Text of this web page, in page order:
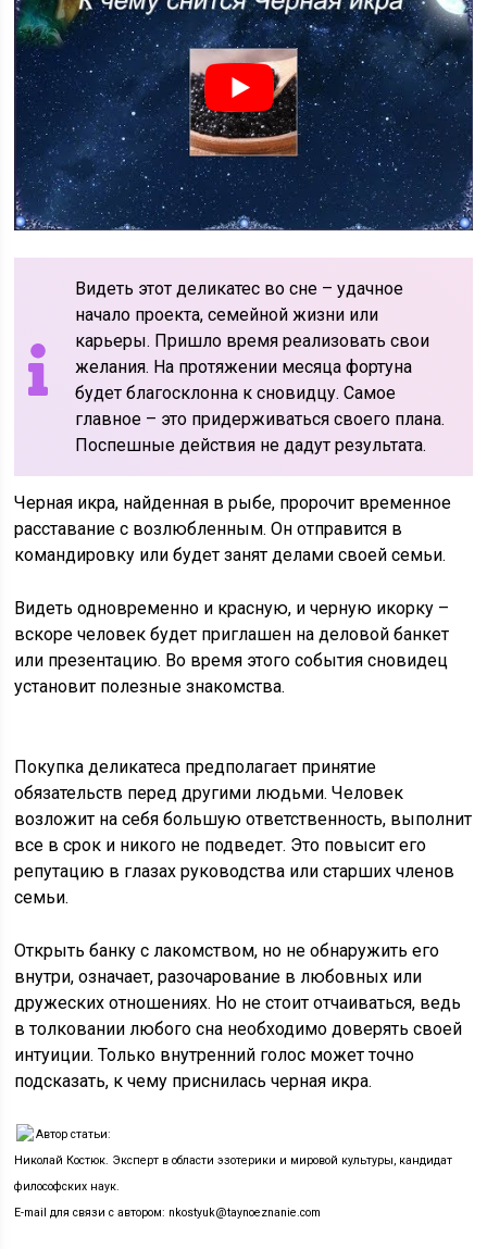
Видеть этот деликатес во сне – удачное
начало проекта, семейной жизни или
карьеры. Пришло время реализовать свои
желания. На протяжении месяца фортуна
будет благосклонна к сновидцу. Самое
главное – это придерживаться своего плана.
Поспешные действия не дадут результата.
Черная икра, найденная в рыбе, пророчит временное
расставание с возлюбленным. Он отправится в
командировку или будет занят делами своей семьи.
Видеть одновременно и красную, и черную икорку –
вскоре человек будет приглашен на деловой банкет
или презентацию. Во время этого события сновидец
установит полезные знакомства.
Покупка деликатеса предполагает принятие
обязательств перед другими людьми. Человек
возложит на себя большую ответственность, выполнит
все в срок и никого не подведет. Это повысит его
репутацию в глазах руководства или старших членов
семьи.
Открыть банку с лакомством, но не обнаружить его
внутри, означает, разочарование в любовных или
дружеских отношениях. Но не стоит отчаиваться, ведь
в толковании любого сна необходимо доверять своей
интуиции. Только внутренний голос может точно
подсказать, к чему приснилась черная икра.
Автор статьи:
Николай Костюк. Эксперт в области эзотерики и мировой культуры, кандидат
философских наук.
E-mail для связи с автором: nkostyuk@taynoeznanie.com